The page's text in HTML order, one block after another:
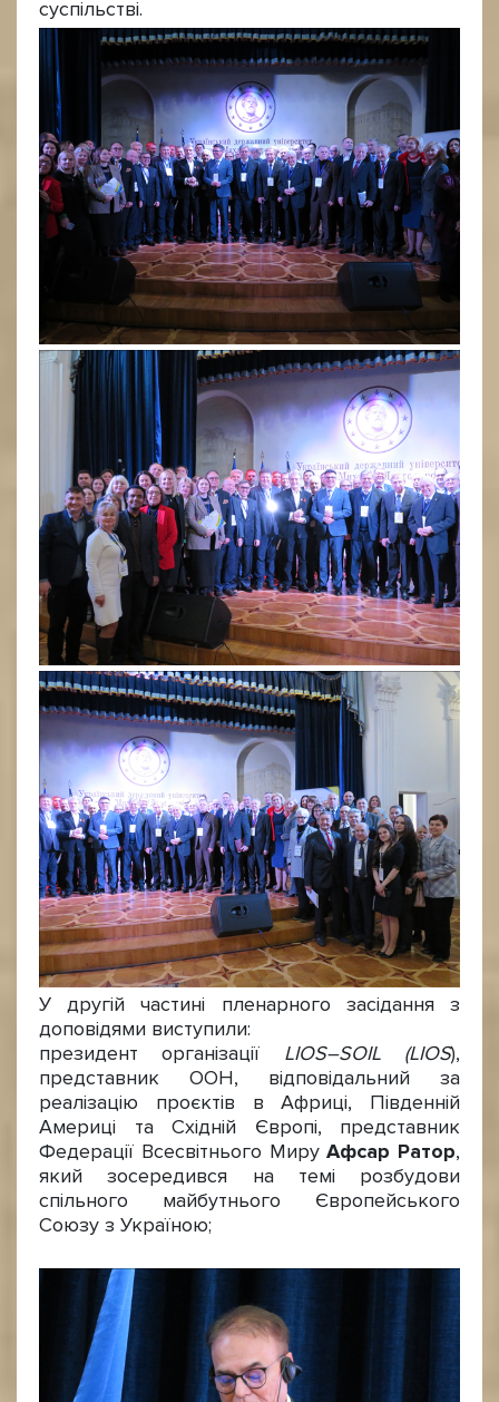
суспільстві.
У другій частині пленарного засідання з
доповідями виступили:
президент організації LIOS–SOIL (LIOS),
представник ООН, відповідальний за
реалізацію проєктів в Африці, Південній
Америці та Східній Європі, представник
Федерації Всесвітнього МируАфсар Ратор,
який зосередився на темі розбудови
спільного майбутнього Європейського
Союзу з Україною;